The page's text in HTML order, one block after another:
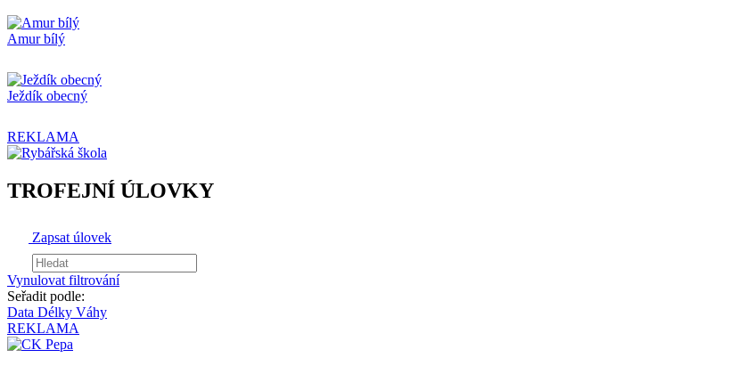
Amur bílý
Ježdík obecný
REKLAMA
TROFEJNÍ ÚLOVKY
Zapsat úlovek
Vynulovat filtrování
Seřadit podle:
Data Délky Váhy
REKLAMA